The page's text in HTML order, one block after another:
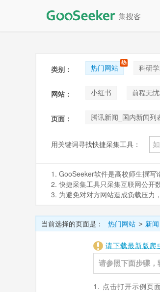
类别： 热门网站 科研
论坛贴吧
招聘
网站： 小红书 前程无忧
新浪微博_cn端
页面： 腾讯新闻_国内新闻列
今日头条列表(滚屏30
用关键词寻找快捷采集工具：
1. GooSeeker软件是高校师生撰写
2. 快捷采集工具只采集互联网公开
3. 为避免对对方网站造成负载压力
当前选择的页面是： 热门网站 > 新闻
请下载最新版爬
1. 点击打开示例页面